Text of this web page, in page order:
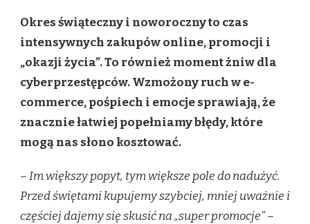
ONLINE
LUPĄ
CYBERPRZESTĘPCÓW.
CHRONIĆ
SWOJE
DANE
W
Okres świąteczny i noworoczny to czas
intensywnych zakupów online, promocji i
„okazji życia”. To również moment żniw dla
cyberprzestępców. Wzmożony ruch w e-
commerce, pośpiech i emocje sprawiają, że
znacznie łatwiej popełniamy błędy, które
mogą nas słono kosztować.
– Im większy popyt, tym większe pole do nadużyć.
Przed świętami kupujemy szybciej, mniej uważnie i
częściej dajemy się skusić na „super promocje” –